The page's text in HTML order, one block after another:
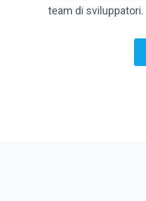
team di sviluppatori.